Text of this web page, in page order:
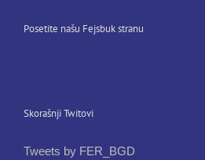
Posetite našu Fejsbuk stranu
Skorašnji Twitovi
Tweets by FER_BGD